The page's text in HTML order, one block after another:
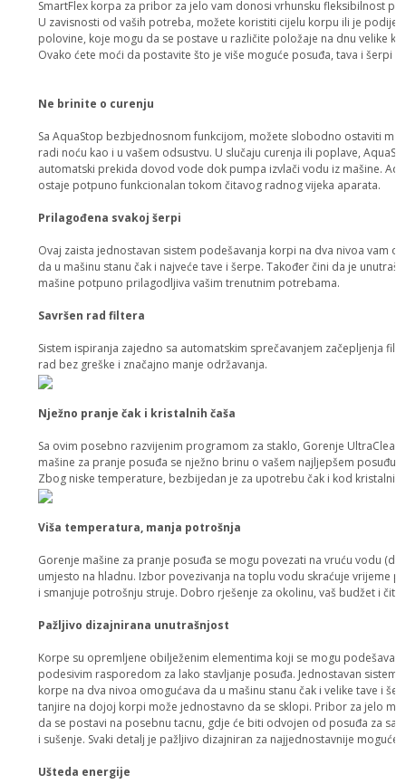
SmartFlex korpa za pribor za jelo vam donosi vrhunsku fleksibilnost pri
U zavisnosti od vaših potreba, možete koristiti cijelu korpu ili je
polovine, koje mogu da se postave u različite položaje na dnu velike
Ovako ćete moći da postavite što je više moguće posuđa, tava i šerpi u
Ne brinite o curenju
Sa AquaStop bezbjednosnom funkcijom, možete slobodno ostaviti
radi noću kao i u vašem odsustvu. U slučaju curenja ili poplave,
automatski prekida dovod vode dok pumpa izvlači vodu iz mašine.
ostaje potpuno funkcionalan tokom čitavog radnog vijeka aparata.
Prilagođena svakoj šerpi
Ovaj zaista jednostavan sistem podešavanja korpi na dva nivoa vam
da u mašinu stanu čak i najveće tave i šerpe. Također čini da je
mašine potpuno prilagodljiva vašim trenutnim potrebama.
Savršen rad filtera
Sistem ispiranja zajedno sa automatskim sprečavanjem začepljenja
rad bez greške i značajno manje održavanja.
Nježno pranje čak i kristalnih čaša
Sa ovim posebno razvijenim programom za staklo, Gorenje UltraClean
mašine za pranje posuđa se nježno brinu o vašem najljepšem posuđu.
Zbog niske temperature, bezbijedan je za upotrebu čak i kod kristalnih
Viša temperatura, manja potrošnja
Gorenje mašine za pranje posuđa se mogu povezati na vruću vodu (do
umjesto na hladnu. Izbor povezivanja na toplu vodu skraćuje vrijeme
i smanjuje potrošnju struje. Dobro rješenje za okolinu, vaš budžet i
Pažljivo dizajnirana unutrašnjost
Korpe su opremljene obilježenim elementima koji se mogu
podesivim rasporedom za lako stavljanje posuđa. Jednostavan sistem
korpe na dva nivoa omogućava da u mašinu stanu čak i velike tave i
tanjire na dojoj korpi može jednostavno da se sklopi. Pribor za jelo
da se postavi na posebnu tacnu, gdje će biti odvojen od posuđa za
i sušenje. Svaki detalj je pažljivo dizajniran za najjednostavnije moguće
Ušteda energije